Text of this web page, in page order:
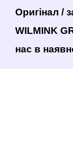
Оригінал /
WILMINK
нас в